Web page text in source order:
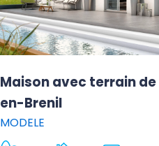
Maison avec terrain de
en-Brenil
MODELE